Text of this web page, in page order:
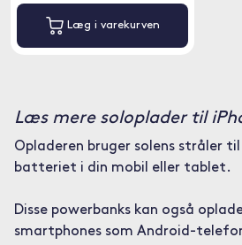
Læg i varekurven
Læs mere soloplader til
Opladeren bruger solens stråler
batteriet i din mobil eller tablet.
Disse powerbanks kan også
smartphones som Android-